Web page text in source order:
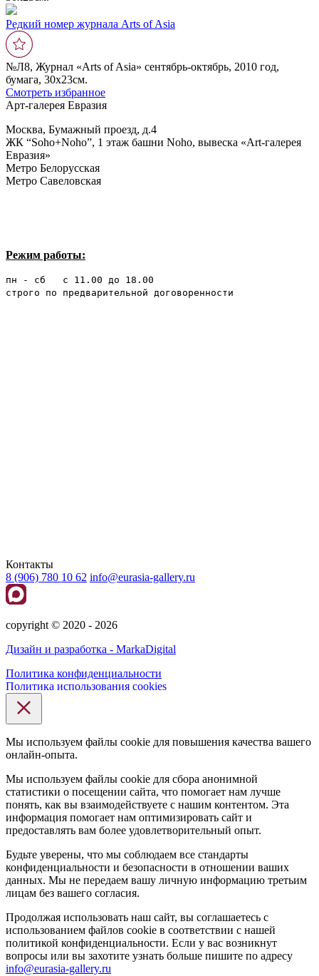
Редкий номер журнала Arts of Asia
№Л8, Журнал «Arts of Asia» сентябрь-октябрь, 2010 год,
бумага, 30х23см.
Смотреть избранное
Арт-галерея Евразия
Москва, Бумажный проезд, д.4
ЖК “Soho+Noho”, 1 этаж башни Noho, вывеска «Art-галерея
Евразия»
Метро Белорусская
Метро Савеловская
Режим работы:
пн - сб с 11.00 до 18.00
строго по предварительной договоренности
Контакты
8 (906) 780 10 62 info@eurasia-gallery.ru
сopyright © 2020 - 2026
Дизайн и разработка - MarkaDigital
Политика конфиденциальности
Политика использования cookies
Мы используем файлы cookie для повышения качества вашего
онлайн-опыта.
Мы используем файлы cookie для сбора анонимной
статистики о посещении сайта, что помогает нам лучше
понять, как вы взаимодействуете с нашим контентом. Эта
информация помогает нам оптимизировать сайт и
предоставлять вам более удовлетворительный опыт.
Будьте уверены, что мы соблюдаем все стандарты
конфиденциальности и безопасности в отношении ваших
данных. Мы не передаем вашу личную информацию третьим
лицам без вашего согласия.
Продолжая использовать наш сайт, вы соглашаетесь с
использованием файлов cookie в соответствии с нашей
политикой конфиденциальности. Если у вас возникнут
вопросы или вы захотите узнать больше пишите по адресу
info@eurasia-gallery.ru